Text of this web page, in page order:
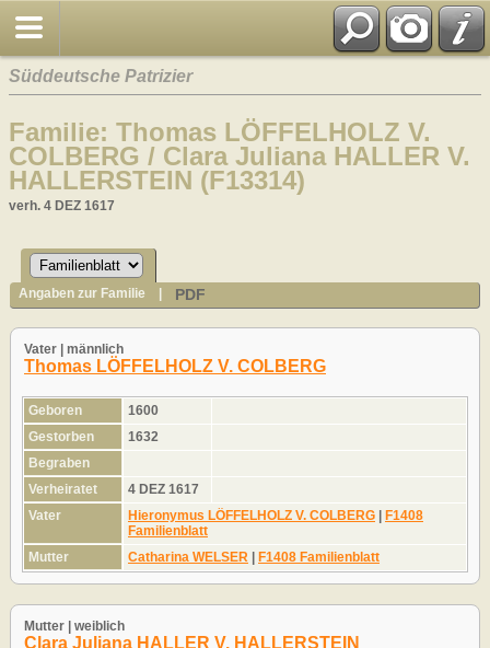
Süddeutsche Patrizier
Familie: Thomas LÖFFELHOLZ V.
COLBERG / Clara Juliana HALLER V.
HALLERSTEIN (F13314)
verh. 4 DEZ 1617
Angaben zur Familie PDF
Vater | männlich
Thomas LÖFFELHOLZ V. COLBERG
Geboren
1600
Gestorben
1632
Begraben
Verheiratet
4 DEZ 1617
Vater
Hieronymus LÖFFELHOLZ V. COLBERG | F1408
Familienblatt
Mutter
Catharina WELSER | F1408 Familienblatt
Mutter | weiblich
Clara Juliana HALLER V. HALLERSTEIN